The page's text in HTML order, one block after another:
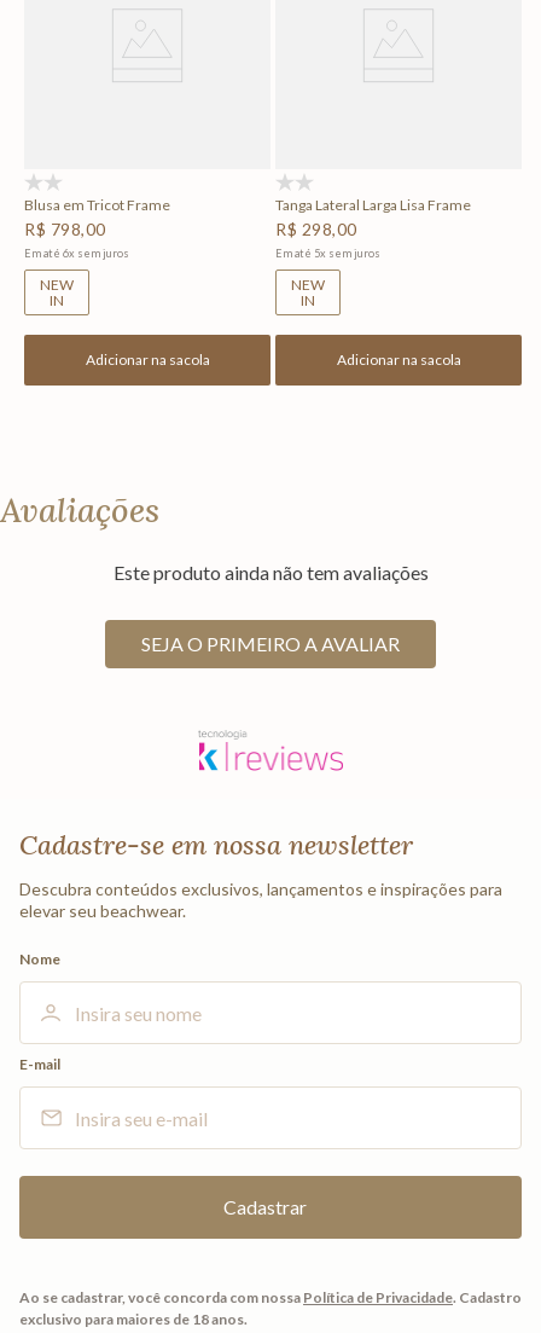
Blusa em Tricot Frame
R$ 798,00
Em até 6x sem juros
NEW
IN
Adicionar na sacola
Tanga Lateral Larga Lisa Frame
R$ 298,00
Em até 5x sem juros
NEW
IN
Adicionar na sacola
Avaliações
Este produto ainda não tem avaliações
SEJA O PRIMEIRO A AVALIAR
Cadastre-se em nossa newsletter
Descubra conteúdos exclusivos, lançamentos e inspirações para
elevar seu beachwear.
Nome
E-mail
Ao se cadastrar, você concorda com nossa Política de Privacidade. Cadastro
exclusivo para maiores de 18 anos.